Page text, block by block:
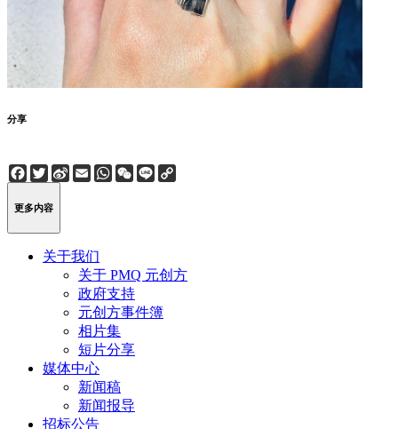
分享
Facebook
Twitter
Sina
Weibo
EmailWhatsApp
WeChat
Line
更多内容
关于我们
关于 PMQ 元创方
政府支持
元创方事件簿
相片集
短片分享
媒体中心
新闻稿
新闻报导
招标公告